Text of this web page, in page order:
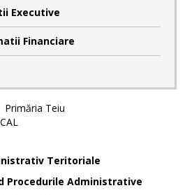
Executive
Financiare
Primăria Teiu
Teritoriale
Procedurile Administrative